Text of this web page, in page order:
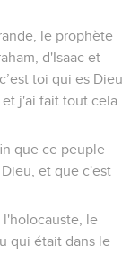
le prophète
d'Isaac et
toi qui es Dieu
j'ai fait tout cela
que ce peuple
et que c'est
l'holocauste, le
qui était dans le